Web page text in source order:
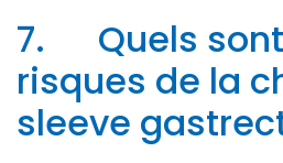
7. Quels
risques de la
sleeve